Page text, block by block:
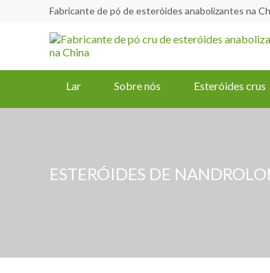
Fabricante de pó de esteróides anabolizantes na
Lar Sobre nós Esteróides crus
ESTERÓIDES DE